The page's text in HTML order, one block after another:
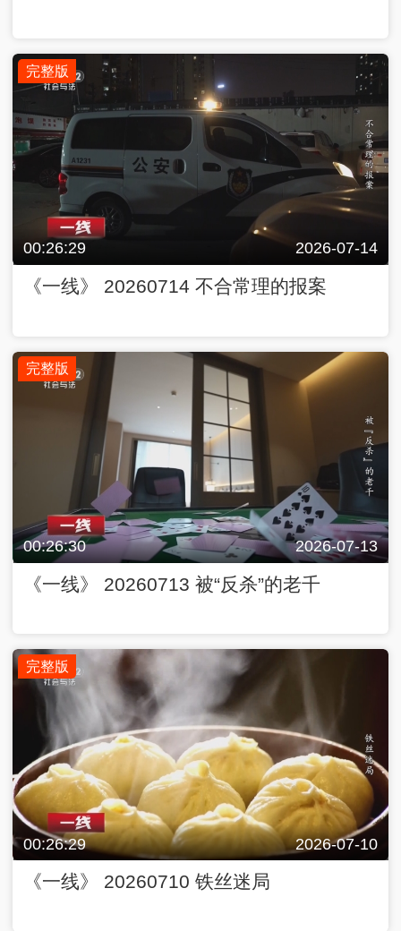
完整版
00:26:29 2026-07-14
《一线》 20260714 不合常理的报案
完整版
00:26:30 2026-07-13
《一线》 20260713 被“反杀”的老千
完整版
00:26:29 2026-07-10
《一线》 20260710 铁丝迷局